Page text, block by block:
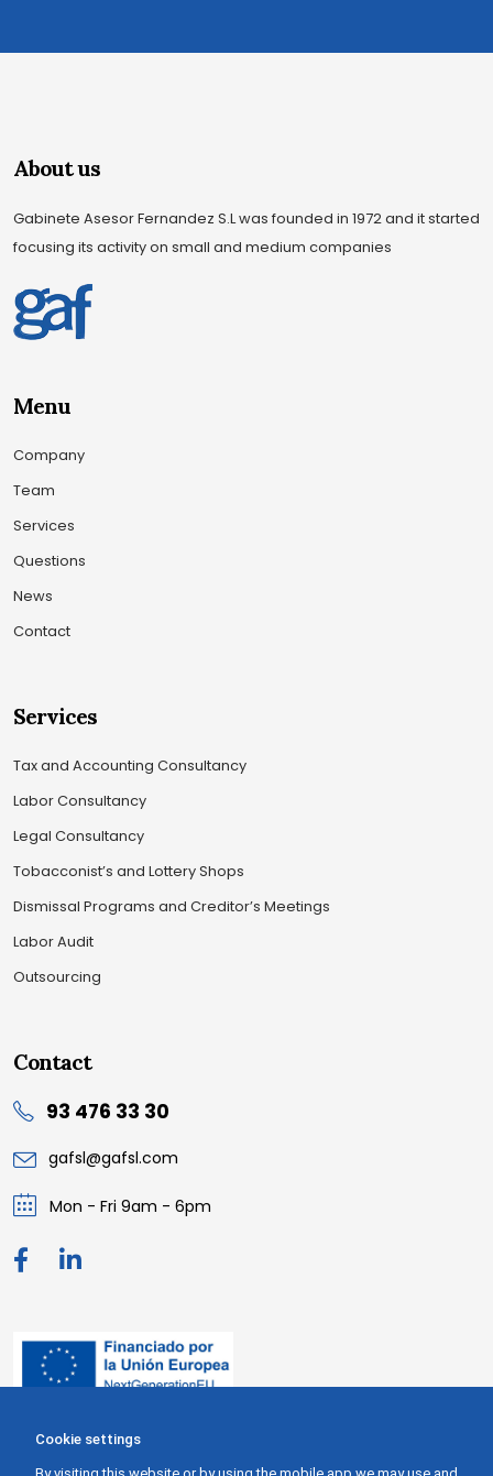
About us
Gabinete Asesor Fernandez S.L was founded in 1972 and it started
focusing its activity on small and medium companies
Menu
Company
Team
Services
Questions
News
Contact
Services
Tax and Accounting Consultancy
Labor Consultancy
Legal Consultancy
Tobacconist’s and Lottery Shops
Dismissal Programs and Creditor’s Meetings
Labor Audit
Outsourcing
Contact
93 476 33 30
gafsl@gafsl.com
Mon - Fri 9am - 6pm
Cookie settings